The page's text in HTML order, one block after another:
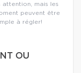
attention, mais les
peuvent être
à régler!
OU